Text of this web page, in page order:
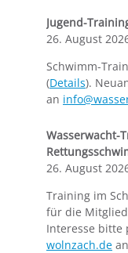
Jugend-
26. August
Schwimm-
(Details).
an
Wasserwacht-
26. August
Training im
für die
Interesse bitte
wolnzach.de